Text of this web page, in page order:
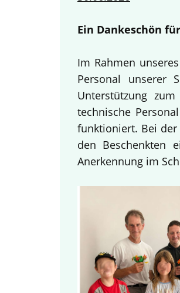
Ein Dankeschön
Im Rahmen
Personal unserer
Unterstützung
technische
funktioniert. Bei der
den Beschenkten
Anerkennung im